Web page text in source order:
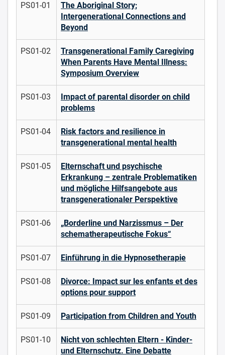
PS01-01
The Aboriginal Story;
Intergenerational Connections and
Beyond
PS01-02
Transgenerational Family Caregiving
When Parents Have Mental Illness:
Symposium Overview
PS01-03
Impact of parental disorder on child
problems
PS01-04
Risk factors and resilience in
transgenerational mental health
PS01-05
Elternschaft und psychische
Erkrankung – zentrale Problematiken
und mögliche Hilfsangebote aus
transgenerationaler Perspektive
PS01-06
„Borderline und Narzissmus – Der
schematherapeutische Fokus“
PS01-07 Einführung in die Hypnosetherapie
PS01-08
Divorce: Impact sur les enfants et des
options pour support
PS01-09 Participation from Children and Youth
PS01-10
Nicht von schlechten Eltern - Kinder-
und Elternschutz. Eine Debatte